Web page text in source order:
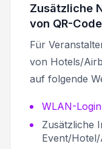
Zusätzliche
von QR-
Für
von Hotels/
auf folgende
WLAN-Login
Zusätzliche
Event/